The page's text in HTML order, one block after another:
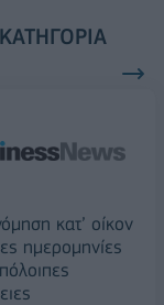
κατ’ οίκον
ημερομηνίες